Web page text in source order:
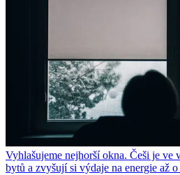
Vyhlašujeme nejhorší okna. Češi je ve
bytů a zvyšují si výdaje na energie až